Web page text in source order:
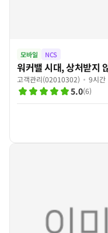
모바일 NCS
워커밸 시대, 상처받지
고객관리(02010302) 9시간
5.0(6)